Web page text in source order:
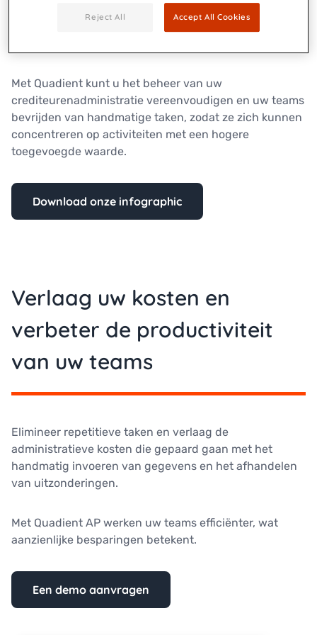
traceren van goedkeuringen en optimaliseert het
Met Quadient kunt u het beheer van uw
crediteurenadministratie vereenvoudigen en uw teams
bevrijden van handmatige taken, zodat ze zich kunnen
concentreren op activiteiten met een hogere
toegevoegde waarde.
Download onze infographic
Verlaag uw kosten en
verbeter de productiviteit
van uw teams
Elimineer repetitieve taken en verlaag de
administratieve kosten die gepaard gaan met het
handmatig invoeren van gegevens en het afhandelen
van uitzonderingen.
Met Quadient AP werken uw teams efficiënter, wat
aanzienlijke besparingen betekent.
Een demo aanvragen
Reject All Accept All Cookies